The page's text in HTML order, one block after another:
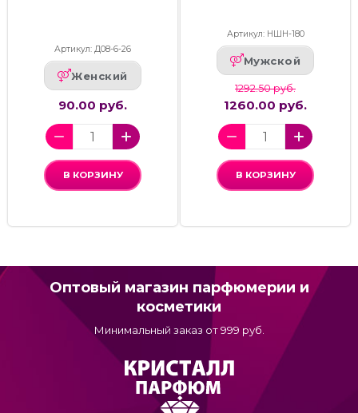
Артикул: Д08-6-26
Женский
90.00 руб.
В КОРЗИНУ
Артикул: НШН-180
Мужской
1292.50 руб.
1260.00 руб.
В КОРЗИНУ
Оптовый магазин парфюмерии и
косметики
Минимальный заказ от 999 руб.